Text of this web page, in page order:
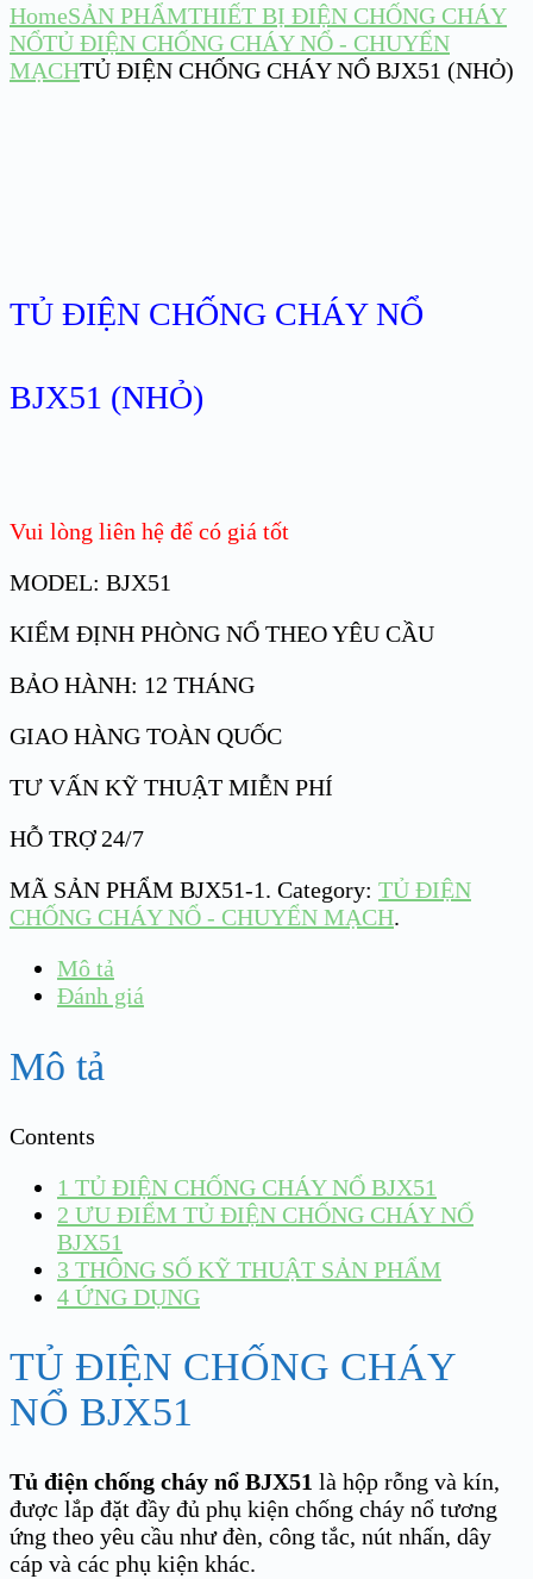
HomeSẢN PHẨMTHIẾT BỊ ĐIỆN CHỐNG CHÁY
NỔTỦ ĐIỆN CHỐNG CHÁY NỔ - CHUYỂN
MẠCHTỦ ĐIỆN CHỐNG CHÁY NỔ BJX51 (NHỎ)
TỦ ĐIỆN CHỐNG CHÁY NỔ
BJX51 (NHỎ)
Vui lòng liên hệ để có giá tốt
MODEL: BJX51
KIỂM ĐỊNH PHÒNG NỔ THEO YÊU CẦU
BẢO HÀNH: 12 THÁNG
GIAO HÀNG TOÀN QUỐC
TƯ VẤN KỸ THUẬT MIỄN PHÍ
HỖ TRỢ 24/7
MÃ SẢN PHẨM BJX51-1. Category: TỦ ĐIỆN
CHỐNG CHÁY NỔ - CHUYỂN MẠCH.
Mô tả
Đánh giá
Mô tả
Contents
1 TỦ ĐIỆN CHỐNG CHÁY NỔ BJX51
2 ƯU ĐIỂM TỦ ĐIỆN CHỐNG CHÁY NỔ
BJX51
3 THÔNG SỐ KỸ THUẬT SẢN PHẨM
4 ỨNG DỤNG
TỦ ĐIỆN CHỐNG CHÁY
NỔ BJX51
Tủ điện chống cháy nổ BJX51 là hộp rỗng và kín,
được lắp đặt đầy đủ phụ kiện chống cháy nổ tương
ứng theo yêu cầu như đèn, công tắc, nút nhấn, dây
cáp và các phụ kiện khác.